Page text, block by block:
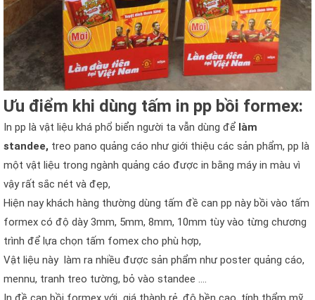
Ưu điểm khi dùng tấm in pp bồi formex:
In pp là vật liệu khá phổ biển người ta vẫn dùng để làm
standee, treo pano quảng cáo như giới thiệu các sản phẩm, pp là
một vật liệu trong ngành quảng cáo được in bằng máy in màu vì
vậy rất sắc nét và đẹp,
Hiện nay khách hàng thường dùng tấm đề can pp này bồi vào tấm
formex có độ dày 3mm, 5mm, 8mm, 10mm tùy vào từng chương
trình để lựa chọn tấm fomex cho phù hợp,
Vật liệu này làm ra nhiều được sản phẩm như poster quảng cáo,
mennu, tranh treo tường, bỏ vào standee ….